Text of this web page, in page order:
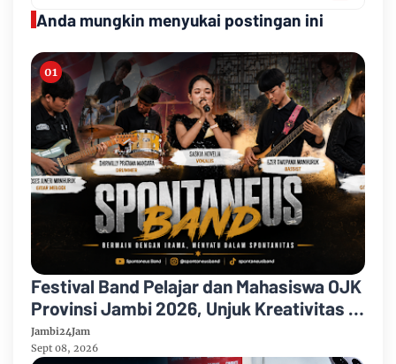
Anda mungkin menyukai postingan ini
Festival Band Pelajar dan Mahasiswa OJK
Provinsi Jambi 2026, Unjuk Kreativitas di
Taman Banjuran Budayo, Spontaneus
Band Raih Juara 2
Jambi24Jam
Sept 08, 2026